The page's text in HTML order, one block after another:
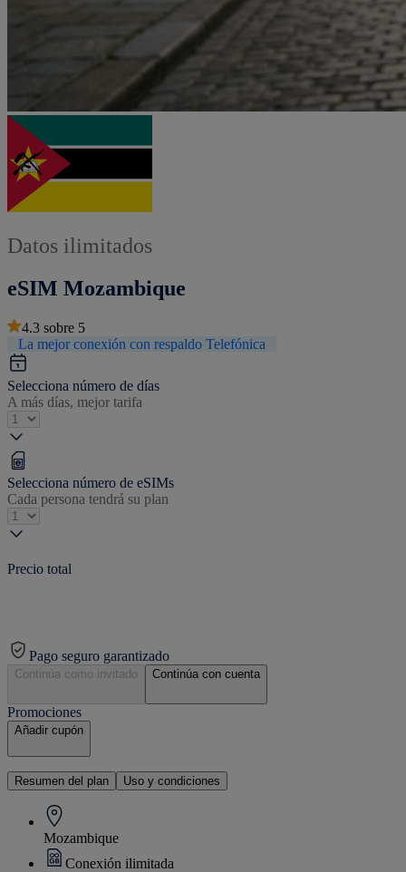
Datos ilimitados
eSIM Mozambique
4.3 sobre 5
La mejor conexión con respaldo Telefónica
Selecciona número de días
A más días, mejor tarifa
Selecciona número de eSIMs
Cada persona tendrá su plan
Precio total
Pago seguro garantizado
Continúa como invitado Continúa con cuenta
Promociones
Añadir cupón
Resumen del plan Uso y condiciones
Mozambique
Conexión ilimitada